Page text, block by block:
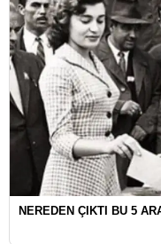
NEREDEN ÇIKTI BU 5